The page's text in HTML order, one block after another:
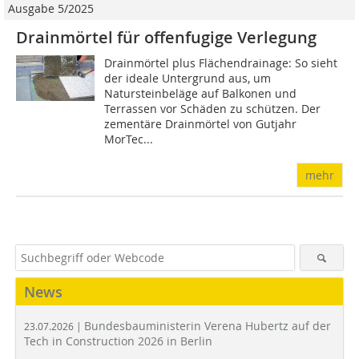
Ausgabe 5/2025
Drainmörtel für offenfugige Verlegung
Drainmörtel plus Flächendrainage: So sieht
der ideale Untergrund aus, um
Natursteinbeläge auf Balkonen und
Terrassen vor Schäden zu schützen. Der
zementäre Drainmörtel von Gutjahr
MorTec...
mehr
News
23.07.2026 | Bundesbauministerin Verena Hubertz auf der
Tech in Construction 2026 in Berlin